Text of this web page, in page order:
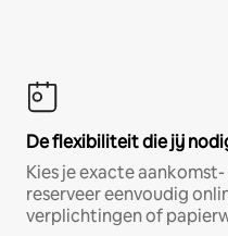
De flexibiliteit die jij
Kies je exacte
reserveer eenvoudig
verplichtingen of